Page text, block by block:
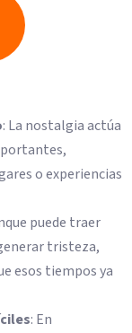
: La nostalgia actúa
o experiencias
puede traer
tristeza,
esos tiempos ya
: En